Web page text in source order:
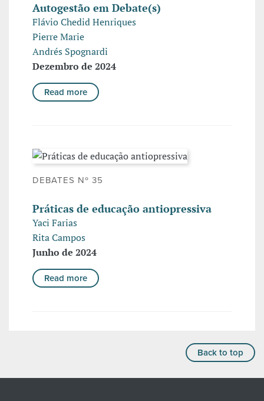
Autogestão em Debate(s)
Flávio Chedid Henriques
Pierre Marie
Andrés Spognardi
Dezembro de 2024
Read more
DEBATES Nº 35
Práticas de educação antiopressiva
Yaci Farias
Rita Campos
Junho de 2024
Read more
Back to top